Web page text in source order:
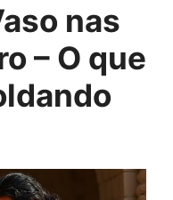
nas
– O que